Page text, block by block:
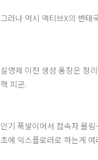
그러나 역시 액티브X의 변태
실명제 이전 생성 통장은 정
핵 피곤.
인기 폭발이어서 접속자 몰
초에 익스플로러로 하는게